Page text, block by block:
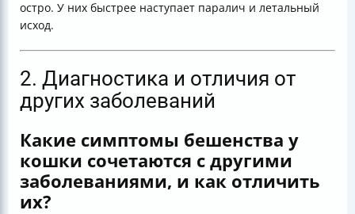
остро. У них быстрее наступает паралич и летальный
исход.
2. Диагностика и отличия от
других заболеваний
Какие симптомы бешенства у
кошки сочетаются с другими
заболеваниями, и как отличить
их?